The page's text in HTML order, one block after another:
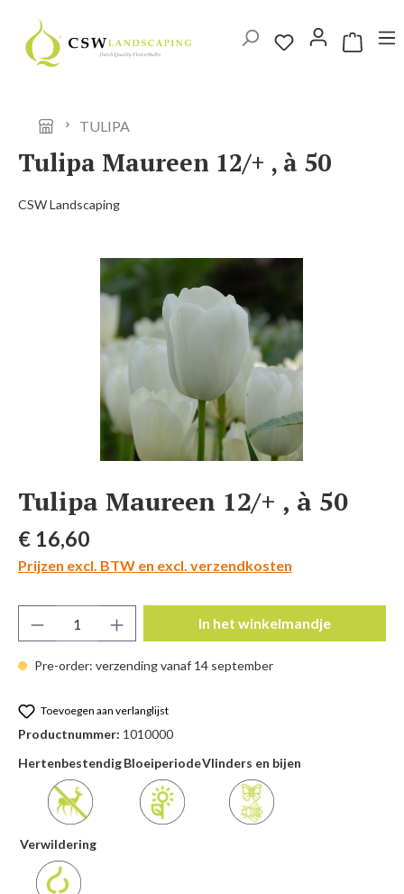
Ga naar de hoofdinhoud
TULIPA
Tulipa Maureen 12/+ , à 50
CSW Landscaping
Afbeeldingengalerij overslaan
Tulipa Maureen 12/+ , à 50
Normale prijs:
€ 16,60
Prijzen excl. BTW en excl. verzendkosten
Pre-order: verzending vanaf 14 september
Producthoeveelheid: Voer de gewenste
In het winkelmandje
Toevoegen aan verlanglijst
Productnummer: 1010000
HertenbestendigBloeiperiodeVlinders en bijen
Verwildering